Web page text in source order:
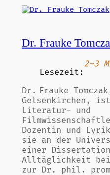
Dr. Frauke
Lesezeit:
2–3
Dr. Frauke
Gelsenkirchen,
Literatur- und
Dozentin und
sie an der
einer Dissertation
Alltäglichkeit bei
zur Dr. phil.